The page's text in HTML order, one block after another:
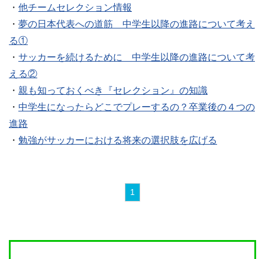
・ 他チームセレクション情報
・ 夢の日本代表への道筋 中学生以降の進路について考え
る①
・ サッカーを続けるために 中学生以降の進路について考
える②
・ 親も知っておくべき『セレクション』の知識
・ 中学生になったらどこでプレーするの？卒業後の４つの
進路
・ 勉強がサッカーにおける将来の選択肢を広げる
1